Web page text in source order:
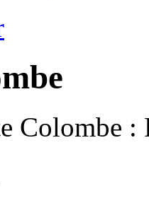
Colombe